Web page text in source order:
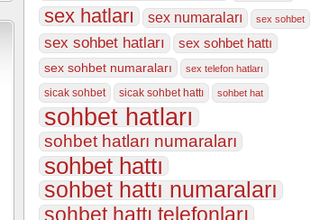
sex hatları sex numaraları sex sohbet
sex sohbet hatları
sex sohbet hattı
sex sohbet numaraları
sex telefon hatları
sicak sohbet sicak sohbet hattı sohbet hat
sohbet hatları
sohbet hatları numaraları
sohbet hattı
sohbet hattı numaraları
sohbet hattı telefonları